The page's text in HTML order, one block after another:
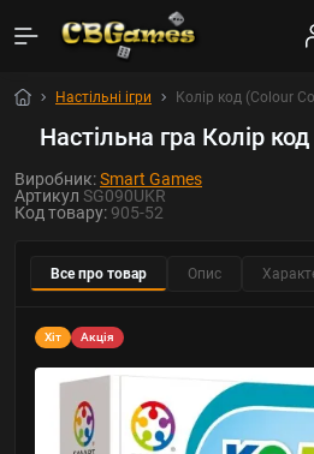
Настільні ігри Колір код (Colour
Настільна гра Колір
Виробник:Smart Games
Артикул SG090UKR
Код товару: 905-52
Все про товар Опис
Хіт Акція